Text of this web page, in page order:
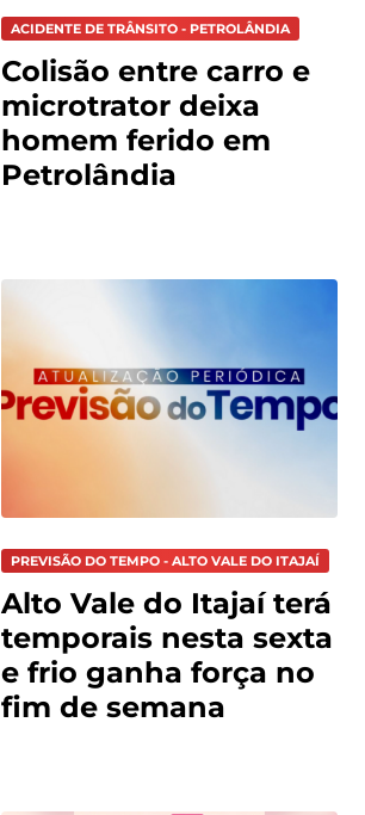
ACIDENTE DE TRÂNSITO - PETROLÂNDIA
Colisão entre carro e
microtrator deixa
homem ferido em
Petrolândia
PREVISÃO DO TEMPO - ALTO VALE DO ITAJAÍ
Alto Vale do Itajaí terá
temporais nesta sexta
e frio ganha força no
fim de semana